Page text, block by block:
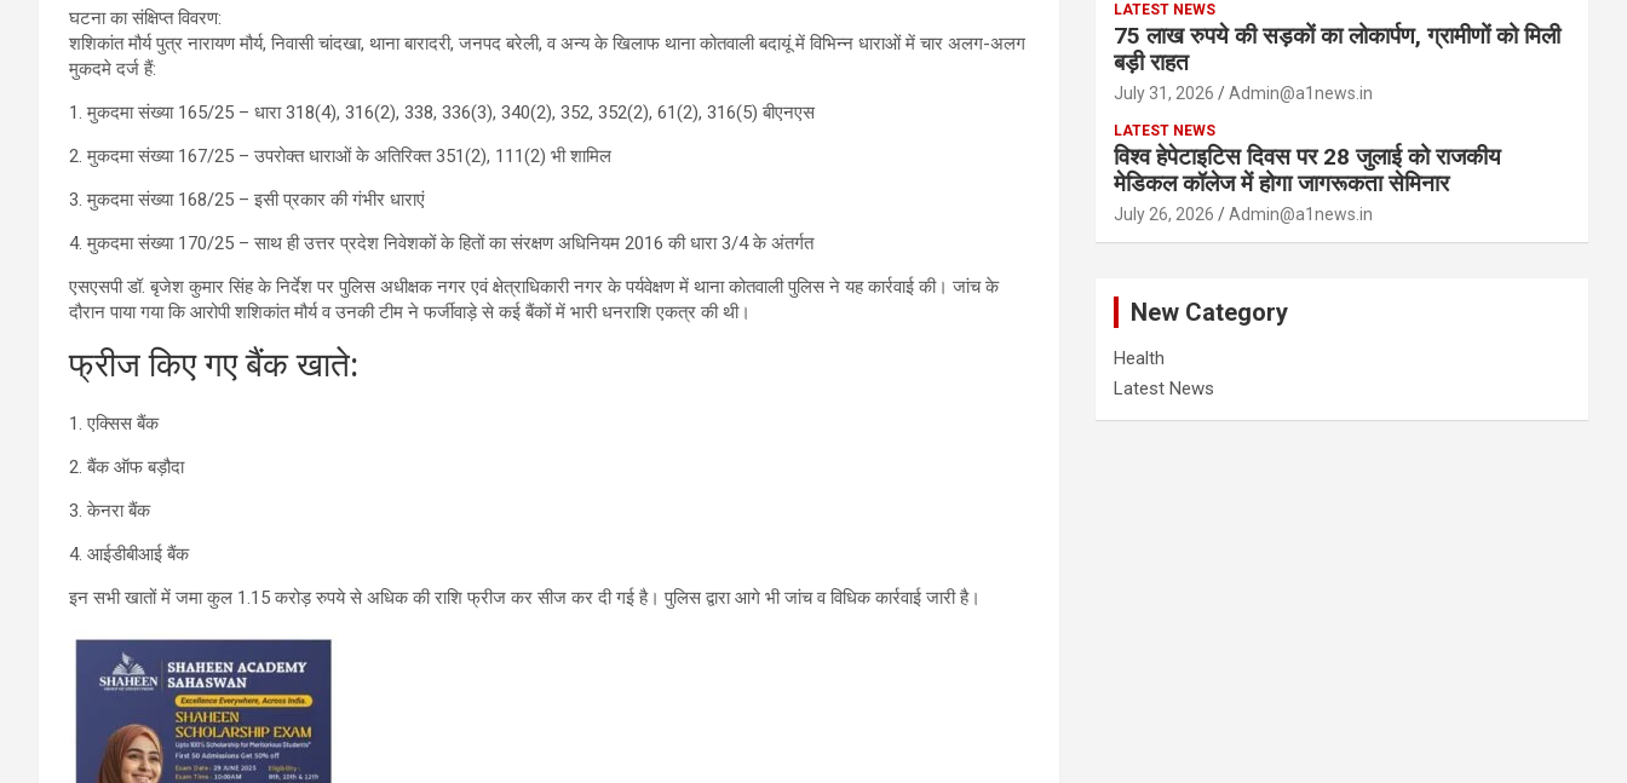
घटना का संक्षिप्त विवरण:
शशिकांत मौर्य पुत्र नारायण मौर्य, निवासी चांदखा, थाना बारादरी, जनपद बरेली, व अन्य के खिलाफ थाना कोतवाली बदायूं में विभिन्न धाराओं में चार अलग-अलग
मुकदमे दर्ज हैं:
1. मुकदमा संख्या 165/25 – धारा 318(4), 316(2), 338, 336(3), 340(2), 352, 352(2), 61(2), 316(5) बीएनएस
2. मुकदमा संख्या 167/25 – उपरोक्त धाराओं के अतिरिक्त 351(2), 111(2) भी शामिल
3. मुकदमा संख्या 168/25 – इसी प्रकार की गंभीर धाराएं
4. मुकदमा संख्या 170/25 – साथ ही उत्तर प्रदेश निवेशकों के हितों का संरक्षण अधिनियम 2016 की धारा 3/4 के अंतर्गत
एसएसपी डॉ. बृजेश कुमार सिंह के निर्देश पर पुलिस अधीक्षक नगर एवं क्षेत्राधिकारी नगर के पर्यवेक्षण में थाना कोतवाली पुलिस ने यह कार्रवाई की। जांच के
दौरान पाया गया कि आरोपी शशिकांत मौर्य व उनकी टीम ने फर्जीवाड़े से कई बैंकों में भारी धनराशि एकत्र की थी।
फ्रीज किए गए बैंक खाते:
1. एक्सिस बैंक
2. बैंक ऑफ बड़ौदा
3. केनरा बैंक
4. आईडीबीआई बैंक
इन सभी खातों में जमा कुल 1.15 करोड़ रुपये से अधिक की राशि फ्रीज कर सीज कर दी गई है। पुलिस द्वारा आगे भी जांच व विधिक कार्रवाई जारी है।
LATEST NEWS
75 लाख रुपये की सड़कों का लोकार्पण, ग्रामीणों को मिली
बड़ी राहत
July 31, 2026 Admin@a1news.in
LATEST NEWS
विश्व हेपेटाइटिस दिवस पर 28 जुलाई को राजकीय
मेडिकल कॉलेज में होगा जागरूकता सेमिनार
July 26, 2026 Admin@a1news.in
New Category
Health
Latest News